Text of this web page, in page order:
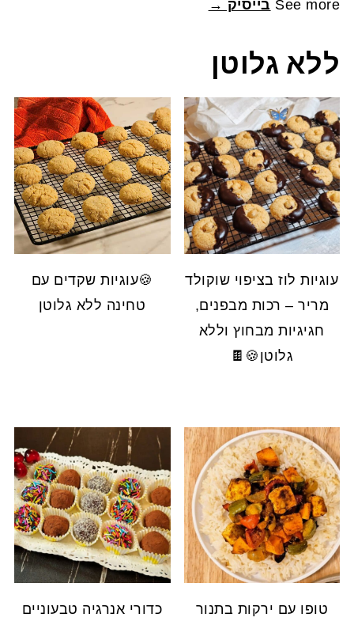
See more בייסיק →
ללא גלוטן
עוגיות לוז בציפוי שוקולד
מריר – רכות מבפנים,
חגיגיות מבחוץ וללא
גלוטן🍪🍫
🍪עוגיות שקדים עם
טחינה ללא גלוטן
טופו עם ירקות בתנור
כדורי אנרגיה טבעוניים